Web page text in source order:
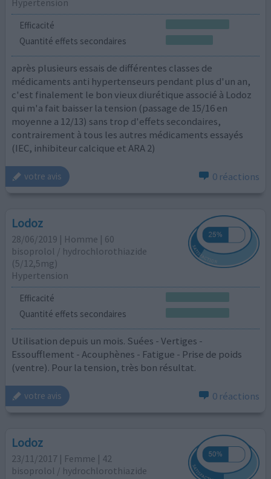
Hypertension
Efficacité
Quantité effets secondaires
après plusieurs essais de différentes classes de
médicaments anti hypertenseurs pendant plus d'un an,
c'est finalement le bon vieux diurétique associé à Lodoz
qui m'a fait baisser la tension (passage de 15/16 en
moyenne a 12/13) sans trop d'effets secondaires,
contrairement à tous les autres médicaments essayés
(IEC, inhibiteur calcique et ARA 2)
votre avis 0 réactions
Lodoz
28/06/2019 | Homme | 60
bisoprolol / hydrochlorothiazide
(5/12,5mg)
Hypertension
Efficacité
Quantité effets secondaires
Utilisation depuis un mois. Suées - Vertiges -
Essoufflement - Acouphènes - Fatigue - Prise de poids
(ventre). Pour la tension, très bon résultat.
votre avis 0 réactions
Lodoz
23/11/2017 | Femme | 42
bisoprolol / hydrochlorothiazide